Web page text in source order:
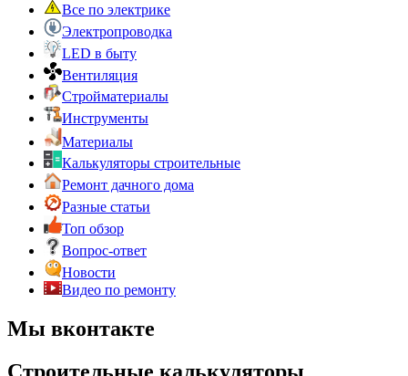
Все по электрике
Электропроводка
LED в быту
Вентиляция
Стройматериалы
Инструменты
Материалы
Калькуляторы строительные
Ремонт дачного дома
Разные статьи
Топ обзор
Вопрос-ответ
Новости
Видео по ремонту
Мы вконтакте